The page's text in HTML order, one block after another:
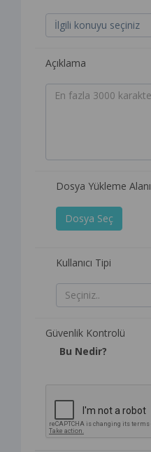
İlgili konuyu seçiniz
Açıklama
Dosya Yükleme Alanı
Dosya Seç
Kullanıcı Tipi
Seçiniz..
Güvenlik Kontrolü
Bu Nedir?